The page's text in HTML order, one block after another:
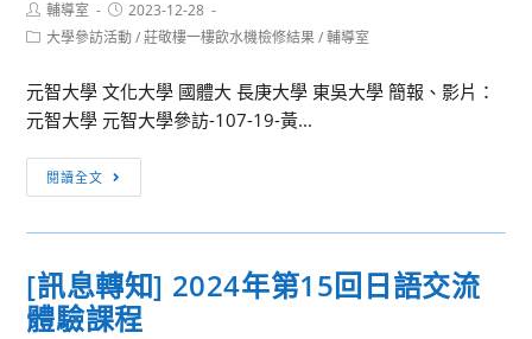
踴
報
名
請
生
成
AI」
高
中
Post
author:
輔導室
Post
published:
2023-12-28
Post大學參訪活動 / 莊敬樓一樓飲水機檢修結果 / 輔導室
元智大學 文化大學 國體大 長庚大學 東吳大學 簡報、影片：
元智大學 元智大學參訪-107-19-黃...
閱讀全文
1
大
參
訪
[訊息轉知] 2024年第15回日語交流
體驗課程